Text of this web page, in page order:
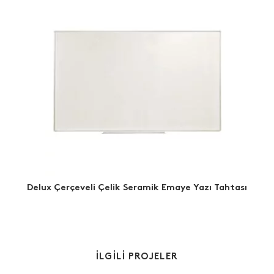
Delux Çerçeveli Çelik Seramik Emaye Yazı Tahtası
İLGİLİ PROJELER